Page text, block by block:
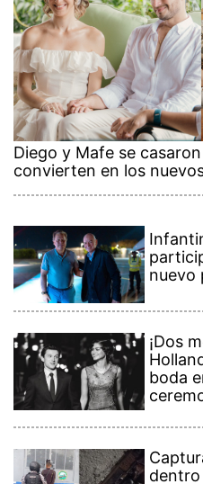
Diego y Mafe se
convierten en los
nuevo
¡Dos
boda
dentro